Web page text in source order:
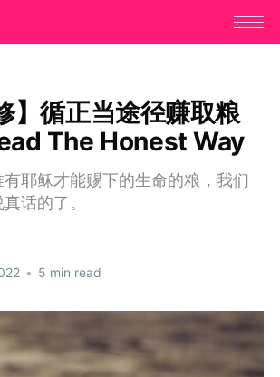
】循正当途径赚取粮
The Honest Way
耶稣才能赐下的生命的粮，我们
话的了。
• 5 min read